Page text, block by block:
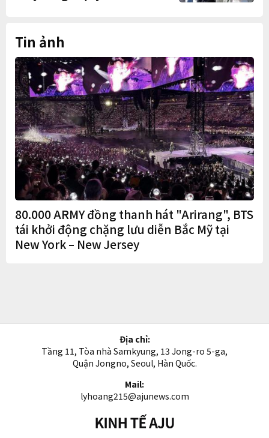
Tin ảnh
80.000 ARMY đồng thanh hát "Arirang", BTS
tái khởi động chặng lưu diễn Bắc Mỹ tại
New York – New Jersey
Địa chỉ:
Tầng 11, Tòa nhà Samkyung, 13 Jong-ro 5-ga,
Quận Jongno, Seoul, Hàn Quốc.
Mail:
lyhoang215@ajunews.com
Kinh
tế